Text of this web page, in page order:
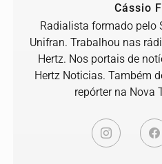
Cássio
Radialista formado pelo
Unifran. Trabalhou nas
Hertz. Nos portais de
Hertz Noticias. Também
repórter na Nova